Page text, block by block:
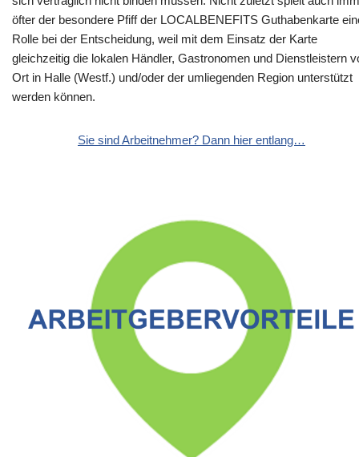
öfter der besondere Pfiff der LOCALBENEFITS Guthabenkarte
Rolle bei der Entscheidung, weil mit dem Einsatz der Karte
gleichzeitig die lokalen Händler, Gastronomen und Dienstleistern
Ort in Halle (Westf.) und/oder der umliegenden Region unterstützt
werden können.
Sie sind Arbeitnehmer? Dann hier entlang…